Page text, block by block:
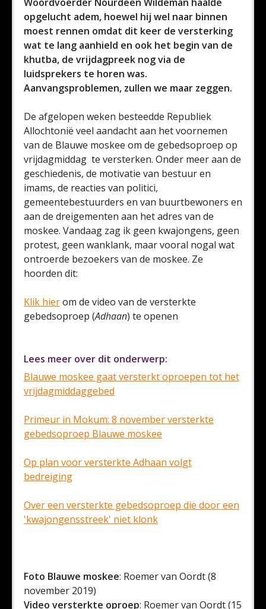
opgelucht adem, hoewel hij wel naar binnen
moest rennen omdat dit keer de versterking
wat te lang aanhield en ook het begin van de
khutba, de vrijdagpreek nog via de
luidsprekers te horen was.
Aanvangsproblemen, zullen we maar zeggen.
De afgelopen weken besteedde Republiek
Allochtonië veel aandacht aan het voornemen
van de Blauwe moskee om de gebedsoproep op
vrijdagmiddag te versterken. Onder meer aan de
geschiedenis, de motivatie van bestuur en
imams, de reacties van politici,
gemeentebestuurders en van buurtbewoners en
aan de dreigementen aan het adres van de
moskee. Vandaag zag ik geen kwajongens, geen
protest, geen wanklank, maar vooral nogal wat
ontroerde bezoekers van de moskee. Ze
hoorden dit:
Klik hierom de video van de versterkte
gebedsoproep (Adhaan) te openen
Lees meer over dit onderwerp:
Blauwe moskee gaat versterkt oproepen tot het
vrijdagmiddaggebed
Primeur in Mokum: 8 november versterkte
gebedsoproep Blauwe moskee
Op plan voor versterkte Adhaan volgt
bedreiging
Over een versterkte gebedsoproep die door een
'kwajongensstreek' niet klonk
Foto Blauwe moskee: Roemer van Oordt (8
november 2019)
Video versterkte oproep: Roemer van Oordt (15